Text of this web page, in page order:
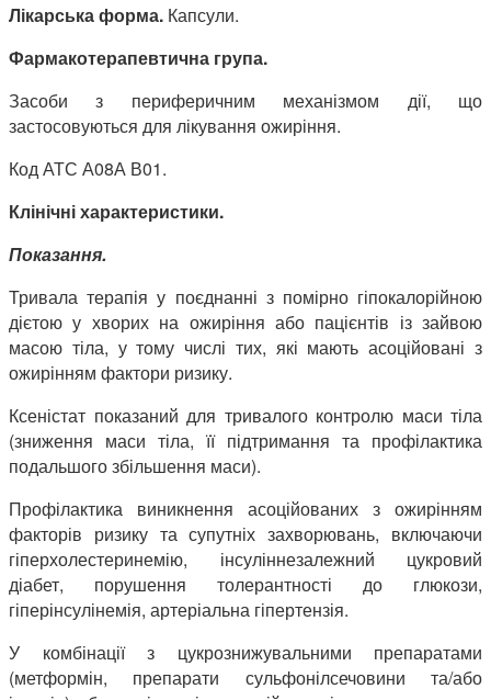
Лікарська форма. Капсули.
Фармакотерапевтична група.
Засоби з периферичним механізмом дії, що
застосовуються для лікування ожиріння.
Код АТС А08А В01.
Клінічні характеристики.
Показання.
Тривала терапія у поєднанні з помірно гіпокалорійною
дієтою у хворих на ожиріння або пацієнтів із зайвою
масою тіла, у тому числі тих, які мають асоційовані з
ожирінням фактори ризику.
Ксеністат показаний для тривалого контролю маси тіла
(зниження маси тіла, її підтримання та профілактика
подальшого збільшення маси).
Профілактика виникнення асоційованих з ожирінням
факторів ризику та супутніх захворювань, включаючи
гіперхолестеринемію, інсуліннезалежний цукровий
діабет, порушення толерантності до глюкози,
гіперінсулінемія, артеріальна гіпертензія.
У комбінації з цукрознижувальними препаратами
(метформін, препарати сульфонілсечовини та/або